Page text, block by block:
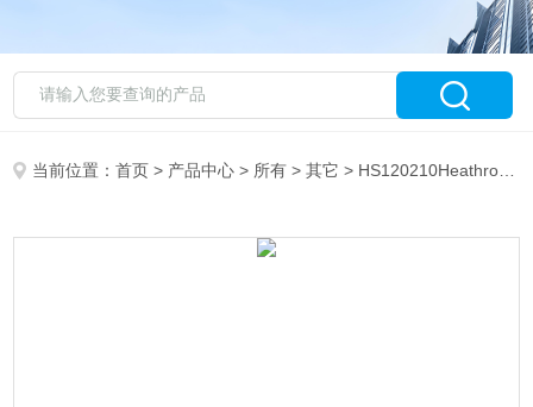
当前位置：首页 > 产品中心 > 所有 >其它 > HS120210Heathrow（希斯罗）进口混匀仪价格表